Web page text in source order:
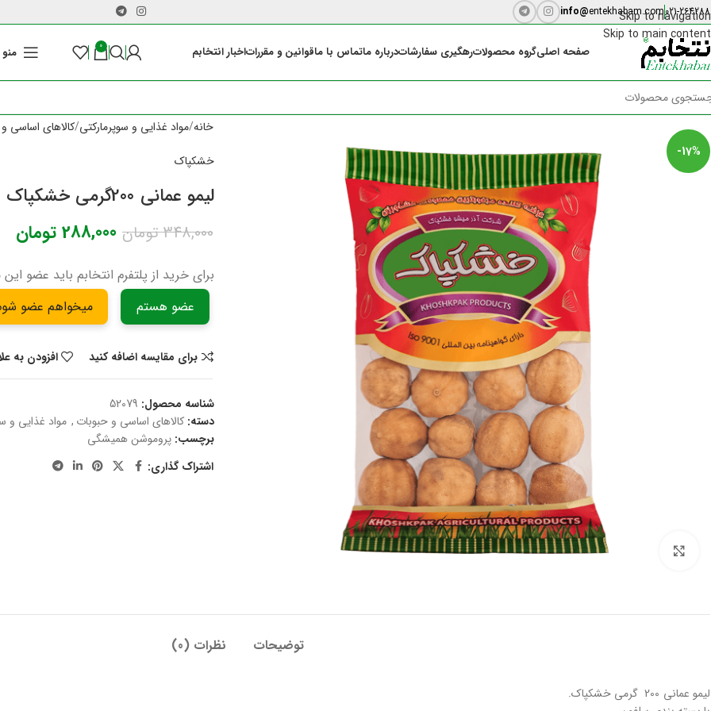
Skip to navigation
Skip to main content
021-
info@entekhabam.com
صفحه اصلیگروه محصولاترهگیری سفارشاتدرباره ماتماس با ماقوانین و مقرراتاخبار انتخابم 0 منو
-17%
برای بزرگنمایی کلیک کنید
خانه مواد غذایی و سوپرمارکتی کالاهای اساسی
خشکپاک
لیمو عمانی 200گرمی خشکپاک
348,000 تومان 288,000 تومان
برای خرید از پلتفرم انتخابم باید عضو
عضو هستم
میخواهم عضو
برای مقایسه اضافه کنید افزودن به
شناسه محصول: 52079
دسته: کالاهای اساسی و حبوبات , مواد غذایی و
برچسب: پروموشن همیشگی
اشتراک گذاری:
توضیحات نظرات (0)
لیمو عمانی 200 گرمی خشکپاک.